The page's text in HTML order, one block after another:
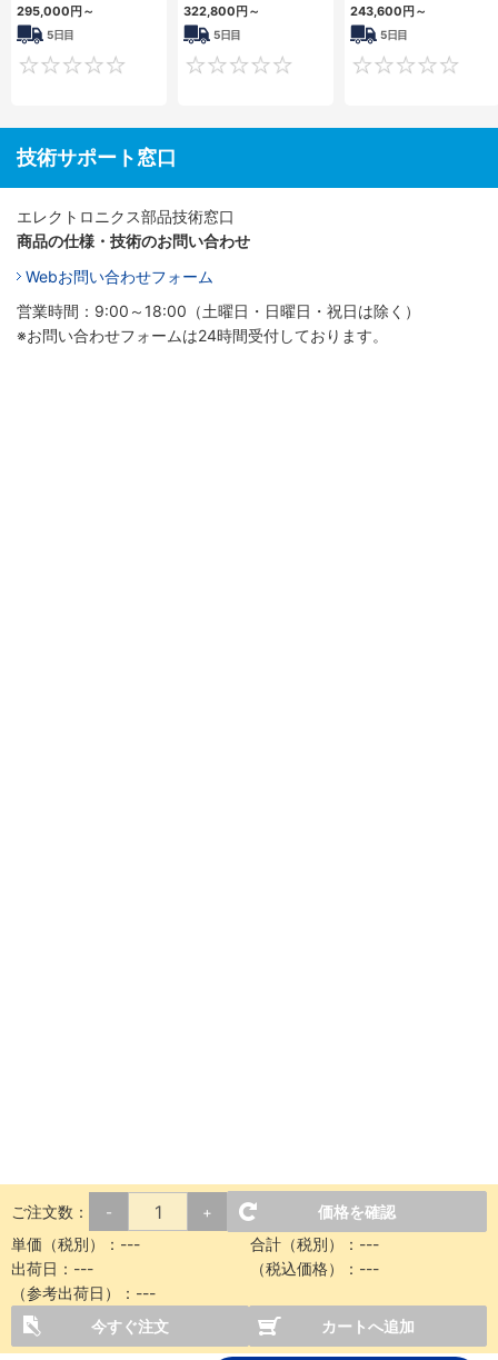
295,000円～
5日目
0
322,800円～
5日目
0
243,600円～
5日目
技術サポート窓口
エレクトロニクス部品技術窓口
商品の仕様・技術のお問い合わせ
Webお問い合わせフォーム
営業時間：9:00～18:00（土曜日・日曜日・祝日は除く）
※お問い合わせフォームは24時間受付しております。
ご注文数： - +
価格を確認
単価（税別）： --- 合計（税別）： ---
出荷日： --- （税込価格）： ---
（参考出荷日）： ---
今すぐ注文
カートへ追加